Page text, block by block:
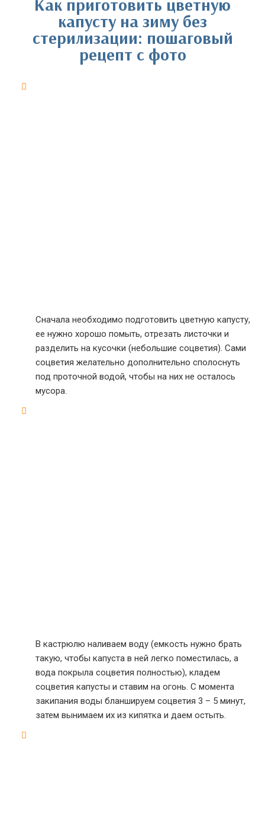
Как приготовить цветную
капусту на зиму без
стерилизации: пошаговый
рецепт с фото
Сначала необходимо подготовить цветную капусту,
ее нужно хорошо помыть, отрезать листочки и
разделить на кусочки (небольшие соцветия). Сами
соцветия желательно дополнительно сполоснуть
под проточной водой, чтобы на них не осталось
мусора.
В кастрюлю наливаем воду (емкость нужно брать
такую, чтобы капуста в ней легко поместилась, а
вода покрыла соцветия полностью), кладем
соцветия капусты и ставим на огонь. С момента
закипания воды бланшируем соцветия 3 – 5 минут,
затем вынимаем их из кипятка и даем остыть.